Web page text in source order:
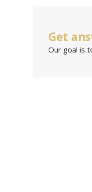
Get
Our goal is